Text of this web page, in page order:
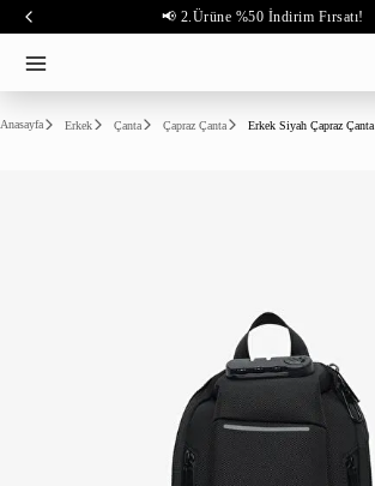
📢 2.Ürüne %50 İndirim Fırsatı!
Anasayfa Erkek Çanta Çapraz Çanta Erkek Siyah Çapraz Çanta